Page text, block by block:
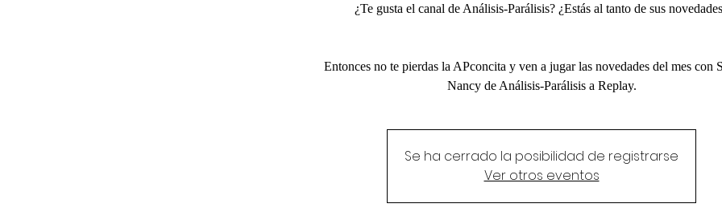
¿Te gusta el canal de Análisis-Parálisis? ¿Estás al tanto de sus
Entonces no te pierdas la APconcita y ven a jugar las novedades del mes con
Nancy de Análisis-Parálisis a Replay.
Se ha cerrado la posibilidad de registrarse
Ver otros eventos